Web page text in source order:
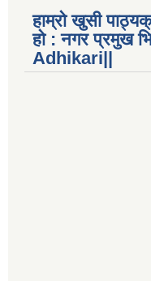
हाम्रो खुसी
हो : नगर प्रमुख
Adhikari||